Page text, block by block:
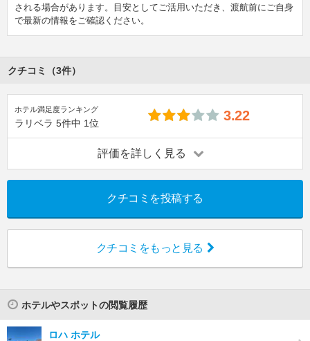
される場合があります。目安としてご活用いただき、渡航前にご自身
で最新の情報をご確認ください。
クチコミ（3件）
ホテル満足度ランキング
ラリベラ 5件中 1位 3.22
評価を詳しく見る
クチコミを投稿する
クチコミをもっと見る
ホテルやスポットの閲覧履歴
ロハ ホテル